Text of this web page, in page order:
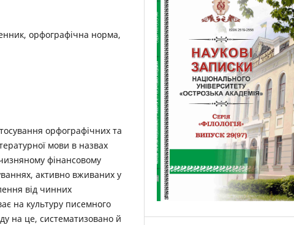
орфографічна норма,
орфографічних та
мови в назвах
фінансовому
активно вживаних у
від чинних
на культуру писемного
на це, систематизовано й